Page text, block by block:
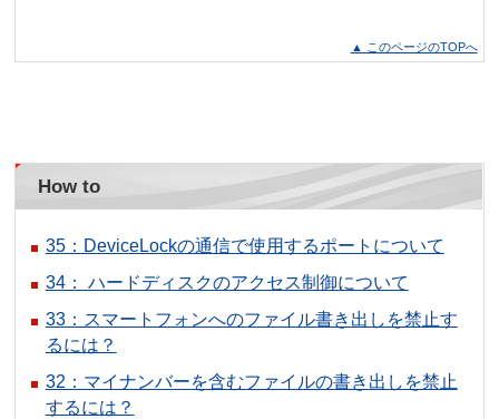
▲ このページのTOPへ
How to
35：DeviceLockの通信で使用するポートについて
34： ハードディスクのアクセス制御について
33：スマートフォンへのファイル書き出しを禁止す
るには？
32：マイナンバーを含むファイルの書き出しを禁止
するには？